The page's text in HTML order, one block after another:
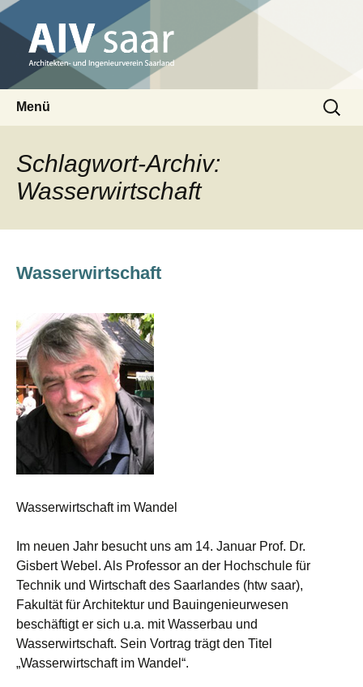
AIV saar
Architekten- und Ingenieurverein Saarland
Menü
Inhalt
springen
Suchen
nach:
Schlagwort-Archiv:
Wasserwirtschaft
Wasserwirtschaft
Wasserwirtschaft im Wandel
Im neuen Jahr besucht uns am 14. Januar Prof. Dr.
Gisbert Webel. Als Professor an der Hochschule für
Technik und Wirtschaft des Saarlandes (htw saar),
Fakultät für Architektur und Bauingenieurwesen
beschäftigt er sich u.a. mit Wasserbau und
Wasserwirtschaft. Sein Vortrag trägt den Titel
„Wasserwirtschaft im Wandel“.